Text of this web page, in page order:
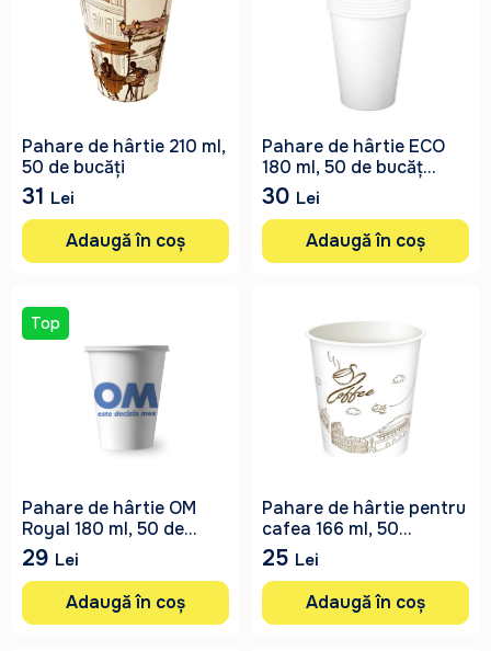
Pahare de hârtie 210 ml,
50 de bucăți
31 Lei
Adaugă în coș
Pahare de hârtie ECO
180 ml, 50 de bucăț...
30 Lei
Adaugă în coș
Top
Pahare de hârtie OM
Royal 180 ml, 50 de...
29 Lei
Adaugă în coș
Pahare de hârtie pentru
cafea 166 ml, 50...
25 Lei
Adaugă în coș